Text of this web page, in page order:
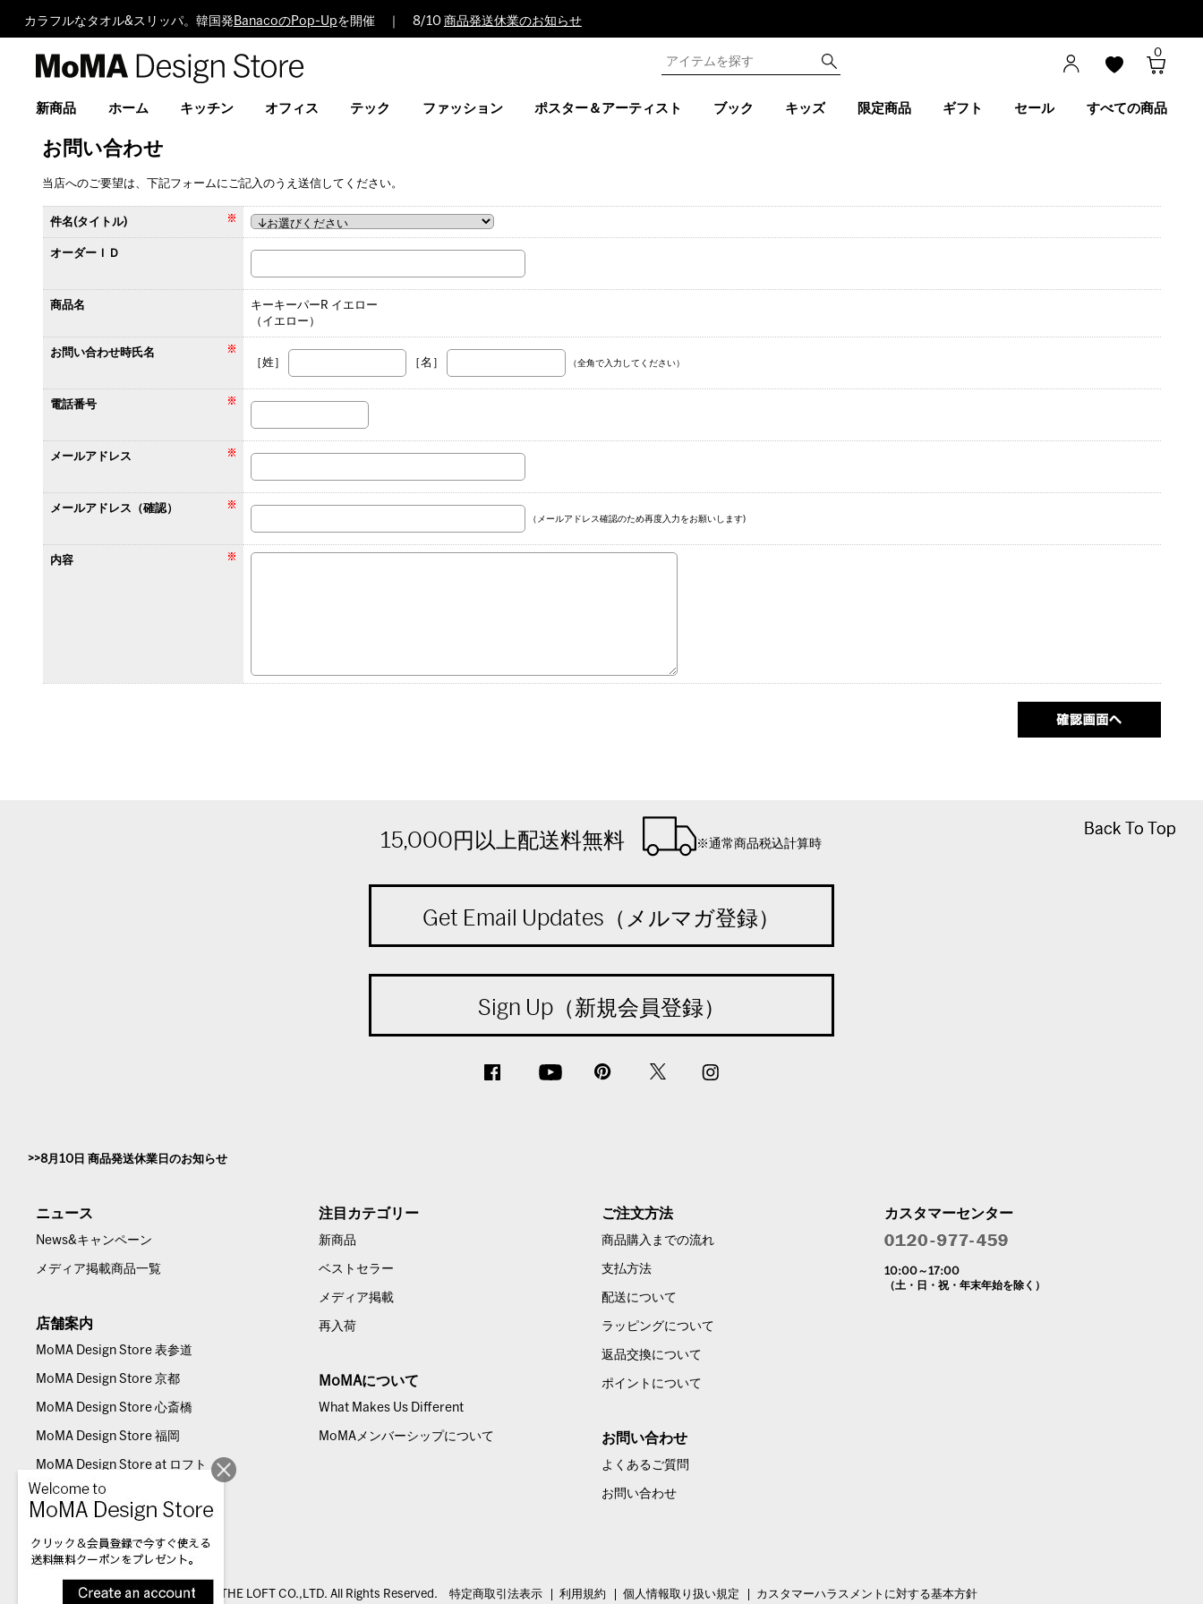
カラフルなタオル&スリッパ。韓国発 BanacoのPop-Upを開催 ｜ 8/10 商品発送休業のお知らせ
Design
0
新商品 ホーム キッチン オフィス テック ファッション ポスター＆アーティスト ブック キッズ 限定商品 ギフト セール すべての商品
お問い合わせ
当店へのご要望は、下記フォームにご記入のうえ送信してください。
件名(タイトル)
オーダーＩＤ
商品名
キーキーパーR イエロー
（イエロー）
お問い合わせ時氏名
［姓］
［名］ （全角で入力してください）
電話番号
メールアドレス
メールアドレス（確認）
（メールアドレス確認のため再度入力をお願いします)
内容
Back To Top
Back To Top
15,000円以上配送料無料 ※通常商品税込計算時
Get Email Updates（メルマガ登録）
Sign Up（新規会員登録）
8月10日 商品発送休業日のお知らせ
ニュース
News&キャンペーン
メディア掲載商品一覧
店舗案内
MoMA Design Store 表参道
MoMA Design Store 京都
MoMA Design Store 心斎橋
MoMA Design Store 福岡
MoMA Design Store at ロフト
注目カテゴリー
新商品
ベストセラー
メディア掲載
再入荷
MoMAについて
What Makes Us Different
MoMAメンバーシップについて
ご注文方法
商品購入までの流れ
支払方法
配送について
ラッピングについて
返品交換について
ポイントについて
お問い合わせ
よくあるご質問
お問い合わせ
カスタマーセンター
10:00～17:00
（土・日・祝・年末年始を除く）
© THE LOFT CO.,LTD. All Rights Reserved. 特定商取引法表示 利用規約 個人情報取り扱い規定 カスタマーハラスメントに対する基本方針